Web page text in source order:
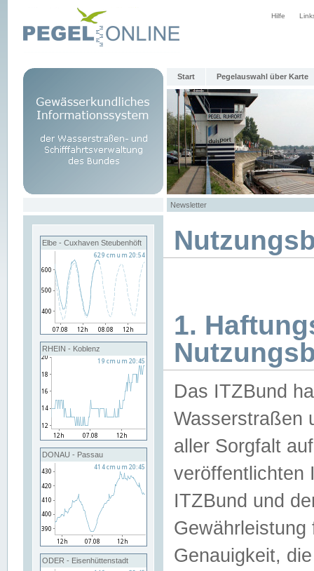
Hilfe
Start Pegelauswahl über Karte
Newsletter
Elbe - Cuxhaven Steubenhöft
RHEIN - Koblenz
DONAU - Passau
ODER - Eisenhüttenstadt
1.
Das ITZBund
Wasserstraßen
aller Sorgfalt
veröffentlichten
ITZBund und
Genauigkeit,